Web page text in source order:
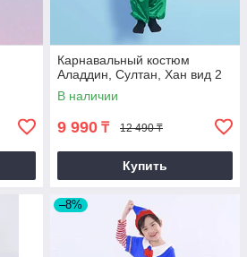
Карнавальный костюм
Аладдин, Султан, Хан вид 2
В наличии
9 990 ₸ 12 490 ₸
Купить
–8%